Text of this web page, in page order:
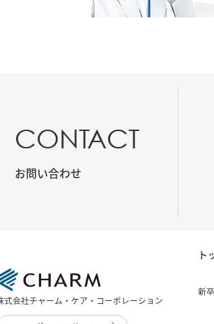
CONTACT
お問い合わせ
ト
新
式会社チャーム・ケア・コーポレーション